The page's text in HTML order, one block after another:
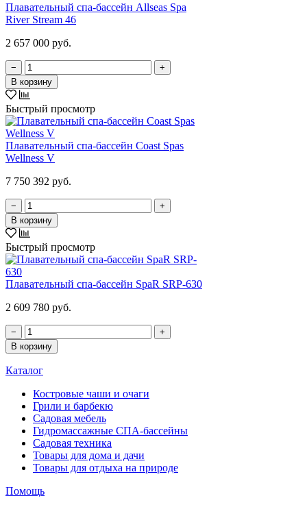
Плавательный спа-бассейн Allseas Spa
River Stream 46
2 657 000 руб.
−
+
В корзину
Быстрый просмотр
Плавательный спа-бассейн Coast Spas
Wellness V
7 750 392 руб.
−
+
В корзину
Быстрый просмотр
Плавательный спа-бассейн SpaR SRP-630
2 609 780 руб.
−
+
В корзину
Каталог
Костровые чаши и очаги
Грили и барбекю
Садовая мебель
Гидромассажные СПА-бассейны
Садовая техника
Товары для дома и дачи
Товары для отдыха на природе
Помощь